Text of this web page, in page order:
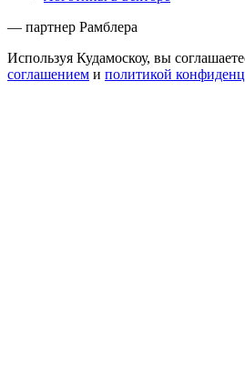
— партнер Рамблера
Используя Кудамоскоу, вы
соглашением и политикой